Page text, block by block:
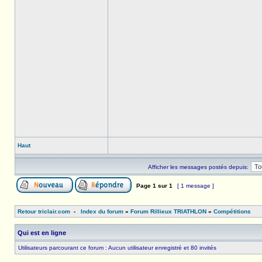
Haut
Afficher les messages postés depuis:
Page 1 sur 1 [ 1 message ]
Retour triclair.com - Index du forum » Forum Rillieux TRIATHLON » Compétitions
Qui est en ligne
Utilisateurs parcourant ce forum : Aucun utilisateur enregistré et 80 invités